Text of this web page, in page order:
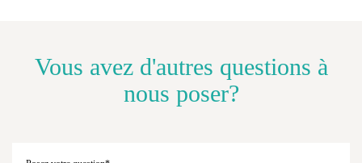
Vous avez d'autres questions à
nous poser?